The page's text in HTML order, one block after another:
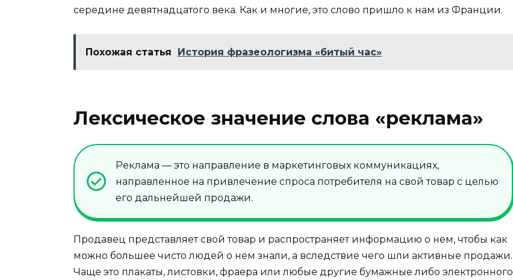
середине девятнадцатого века. Как и многие, это слово пришло к нам из Франции.
Похожая статья История фразеологизма «битый час»
Лексическое значение слова «реклама»
Реклама — это направление в маркетинговых коммуникациях,
направленное на привлечение спроса потребителя на свой товар с целью
его дальнейшей продажи.
Продавец представляет свой товар и распространяет информацию о нем, чтобы как
можно большее чисто людей о нем знали, а вследствие чего шли активные продажи.
Чаще это плакаты, листовки, фраера или любые другие бумажные либо электронного